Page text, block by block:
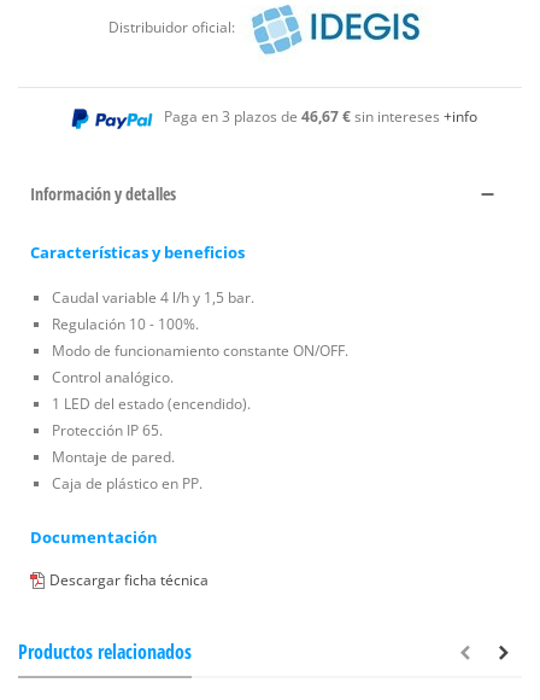
Distribuidor oficial:
Paga en 3 plazos de 46,67 €sin intereses +info
Información y detalles
Características y beneficios
Caudal variable 4 l/h y 1,5 bar.
Regulación 10 - 100%.
Modo de funcionamiento constante ON/OFF.
Control analógico.
1 LED del estado (encendido).
Protección IP 65.
Montaje de pared.
Caja de plástico en PP.
Documentación
Descargar ficha técnica
Productos relacionados